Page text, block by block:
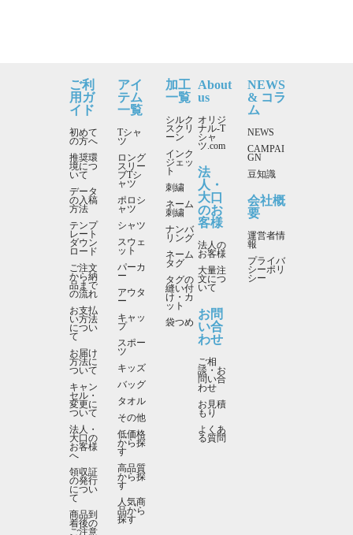
ご利
用ガ
イド
初めて
の方へ
推奨環
境につ
いて
データ
の入稿
方法
テンプ
レート
ダウン
ロード
ご注文
から納
品まで
の流れ
お支払
い方法
につい
て
お届け
方法に
ついて
キャン
セル・
変更に
ついて
法人・
大口の
お客様
へ
領収証
の発行
につい
て
商品到
着後の
ご注意
アイ
テム
一覧
Tシャ
ツ
ロング
スリー
ブTシ
ャツ
ポロシ
ャツ
シャツ
スウェ
ット
パーカ
ー
アウタ
ー
キャッ
プ
スポー
ツ
キッズ
バッグ
タオル
その他
低価格
から探
す
高品質
から探
す
人気商
品から
探す
加工
一覧
シルク
スクリ
ーン
インク
ジェッ
ト
刺繍
ネーム
刺繍
ナンバ
リング
ネーム
タグ
タグの
縫い付
け・カ
ット
袋つめ
About
us
オリジ
ナル-T
シャ
ツ.com
法
人・
大口
のお
客様
法人の
お客様
大量注
文につ
いて
お問
い合
わせ
ご相
談・お
問い合
わせ
お見積
もり
よくあ
る質問
NEWS
& コラ
ム
NEWS
CAMPAI
GN
豆知識
会社概
要
運営者情
報
プライバ
シーポリ
シー